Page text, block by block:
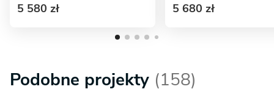
5 580 zł 5 680 zł
Podobne projekty (158)